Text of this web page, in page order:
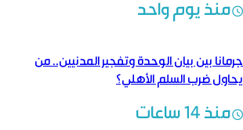
منذ يوم واحد
جرمانا بين بيان الوحدة وتفجير المدنيين.. من
يحاول ضرب السلم الأهلي؟
منذ 14 ساعات